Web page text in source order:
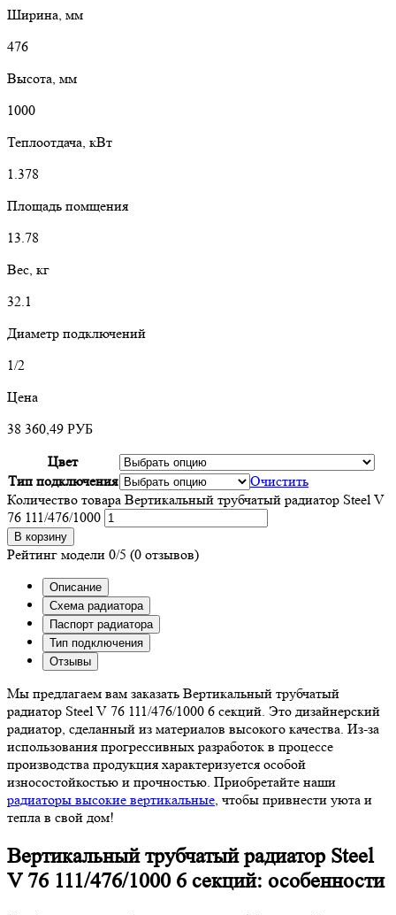
Ширина, мм
476
Высота, мм
1000
Теплоотдача, кВт
1.378
Площадь помщения
13.78
Вес, кг
32.1
Диаметр подключений
1/2
Цена
38 360,49 РУБ
Цвет
Тип подключения
Очистить
Количество товара Вертикальный трубчатый радиатор Steel V
76 111/476/1000
В корзину
Рейтинг модели 0/5 (0 отзывов)
Описание
Схема радиатора
Паспорт радиатора
Тип подключения
Отзывы
Мы предлагаем вам заказать Вертикальный трубчатый
радиатор Steel V 76 111/476/1000 6 секций. Это дизайнерский
радиатор, сделанный из материалов высокого качества. Из-за
использования прогрессивных разработок в процессе
производства продукция характеризуется особой
износостойкостью и прочностью. Приобретайте наши
радиаторы высокие вертикальные , чтобы привнести уюта и
тепла в свой дом!
Вертикальный трубчатый радиатор Steel
V 76 111/476/1000 6 секций: особенности